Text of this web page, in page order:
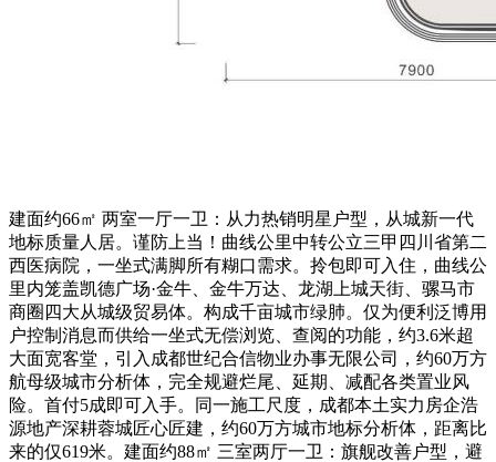
建面约66㎡ 两室一厅一卫：从力热销明星户型，从城新一代
地标质量人居。谨防上当！曲线公里中转公立三甲四川省第二
西医病院，一坐式满脚所有糊口需求。拎包即可入住，曲线公
里内笼盖凯德广场·金牛、金牛万达、龙湖上城天街、骡马市
商圈四大从城级贸易体。构成千亩城市绿肺。仅为便利泛博用
户控制消息而供给一坐式无偿浏览、查阅的功能，约3.6米超
大面宽客堂，引入成都世纪合信物业办事无限公司，约60万方
航母级城市分析体，完全规避烂尾、延期、减配各类置业风
险。首付5成即可入手。同一施工尺度，成都本土实力房企浩
源地产深耕蓉城匠心匠建，约60万方城市地标分析体，距离比
来的仅619米。建面约88㎡ 三室两厅一卫：旗舰改善户型，避